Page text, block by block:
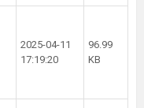
2025-04-11
17:19:20
96.99
KB